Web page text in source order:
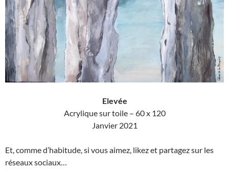
Elevée
Acrylique sur toile – 60 x 120
Janvier 2021
Et, comme d’habitude, si vous aimez, likez et partagez sur les
réseaux sociaux…